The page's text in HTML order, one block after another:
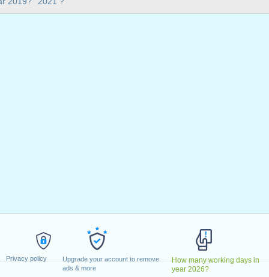
Privacy policy
Upgrade your account to remove
ads & more
How many working days in
year 2026?
1日星期一